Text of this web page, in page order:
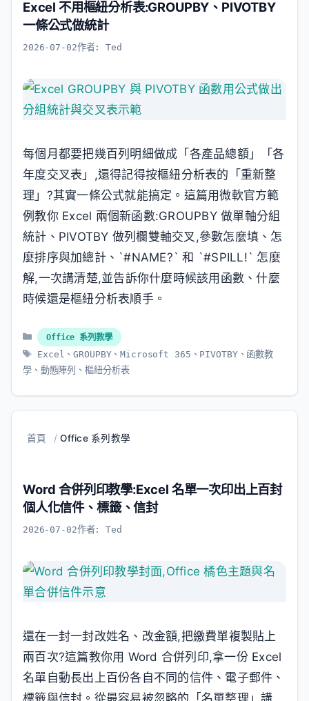
Excel 不用樞紐分析表:GROUPBY、PIVOTBY
一條公式做統計
2026-07-02作者:Ted
每個月都要把幾百列明細做成「各產品總額」「各
年度交叉表」,還得記得按樞紐分析表的「重新整
理」?其實一條公式就能搞定。這篇用微軟官方範
例教你 Excel 兩個新函數:GROUPBY 做單軸分組
統計、PIVOTBY 做列欄雙軸交叉,參數怎麼填、怎
麼排序與加總計、`#NAME?` 和 `#SPILL!` 怎麼
解,一次講清楚,並告訴你什麼時候該用函數、什麼
時候還是樞紐分析表順手。
分
類
Office 系列教學
標
籤
Excel 、GROUPBY、Microsoft 365 、 PIVOTBY、 函數教
學、 動態陣列 、樞紐分析表
首頁 /Office 系列教學
Word 合併列印教學:Excel 名單一次印出上百封
個人化信件、標籤、信封
2026-07-02作者:Ted
還在一封一封改姓名、改金額,把繳費單複製貼上
兩百次?這篇教你用 Word 合併列印,拿一份 Excel
名單自動長出上百份各自不同的信件、電子郵件、
標籤與信封。從最容易被忽略的「名單整理」講